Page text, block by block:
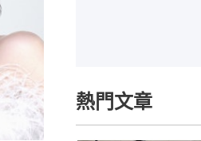
熱門文章